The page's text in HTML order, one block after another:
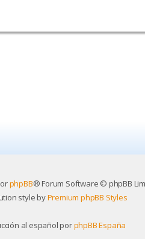
phpBB® Forum Software © phpBB
style byPremium phpBB Styles
al español porphpBB España